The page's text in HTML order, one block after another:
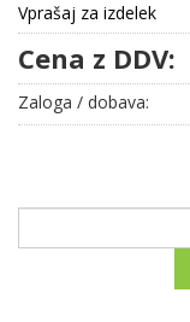
Vprašaj za izdelek
Cena z DDV:
Zaloga / dobava: